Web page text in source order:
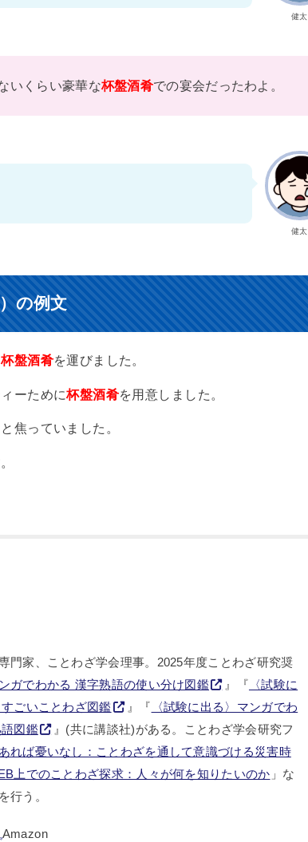
健太
いくらい豪華な杯盤酒肴での宴会だったわよ。
健太
の例文
杯盤酒肴を運びました。
ーために杯盤酒肴を用意しました。
焦っていました。
門家、ことわざ学会理事。2025年度ことわざ研究奨
ガでわかる 漢字熟語の使い分け図鑑 』『 〈試験に
ごいことわざ図鑑
』『 〈試験に出る〉マンガでわ
図鑑
』(共に講談社)がある。ことわざ学会研究フ
れば憂いなし：ことわざを通して意識づける災害時
上でのことわざ探求：人々が何を知りたいのか 」な
行う。